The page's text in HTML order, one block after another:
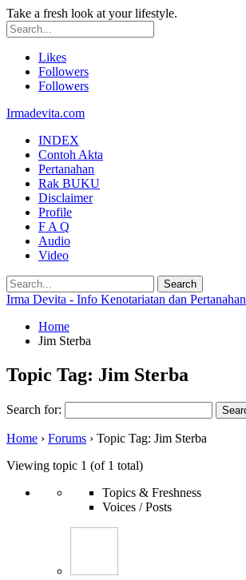
Take a fresh look at your lifestyle.
Likes
Followers
Followers
Irmadevita.com
INDEX
Contoh Akta
Pertanahan
Rak BUKU
Disclaimer
Profile
F A Q
Audio
Video
Irma Devita - Info Kenotariatan dan Pertanahan
Home
Jim Sterba
Topic Tag: Jim Sterba
Search for:
Home › Forums › Topic Tag: Jim Sterba
Viewing topic 1 (of 1 total)
Topics & Freshness
Voices / Posts